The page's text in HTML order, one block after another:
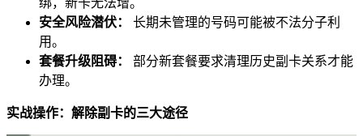
安全风险潜伏：
长期未管理的号码可能被不法分子利
用。
套餐升级阻碍：
部分新套餐要求清理历史副卡关系才能
办理。
实战操作：解除副卡的三大途径